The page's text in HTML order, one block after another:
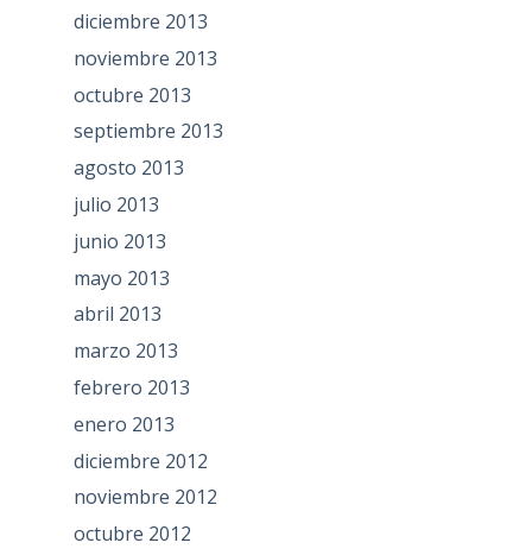
diciembre 2013
noviembre 2013
octubre 2013
septiembre 2013
agosto 2013
julio 2013
junio 2013
mayo 2013
abril 2013
marzo 2013
febrero 2013
enero 2013
diciembre 2012
noviembre 2012
octubre 2012